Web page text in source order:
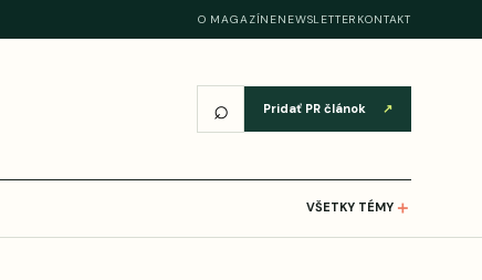
O MAGAZÍNENEWSLETTER KONTAKT
⌕ Pridať PR článok ↗
VŠETKY TÉMY ＋